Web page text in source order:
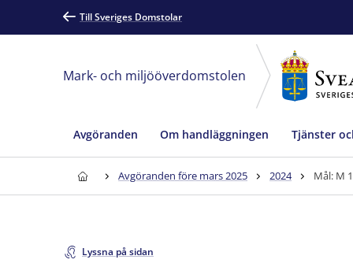
Till Sveriges Domstolar
Mark- och miljööverdomstolen
Avgöranden Om handläggningen Tjänster
Avgöranden före mars 2025 2024 Mål: M
Lyssna på sidan